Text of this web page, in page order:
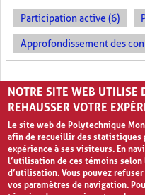
Participation active (6)
Approfondissement des
PAGES
1 2 › »
NOTRE SITE WEB UTILISE
REHAUSSER VOTRE
Le site web de Polytechnique
afin de recueillir des
expérience à ses visiteurs. En
l’utilisation de ces témoins
d’utilisation. Vous pouvez
vos paramètres de navigation.